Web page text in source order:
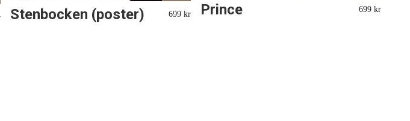
Stenbocken (poster) 699 kr Prince 699 kr